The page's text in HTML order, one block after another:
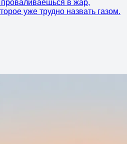
в жар,
уже трудно назвать газом.